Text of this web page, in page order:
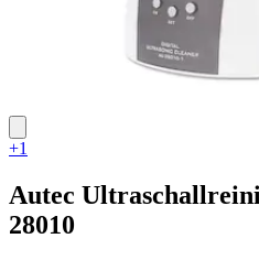
+1
Autec
28010